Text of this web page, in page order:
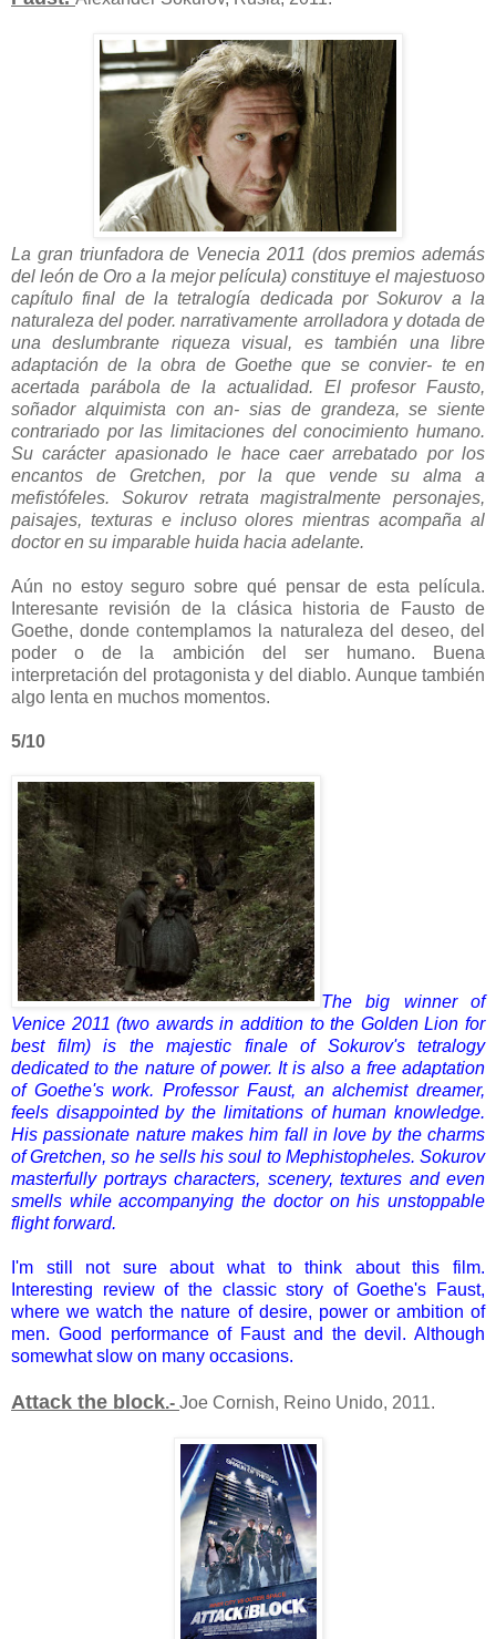
La gran triunfadora de Venecia 2011 (dos premios además
del león de Oro a la mejor película) constituye el majestuoso
capítulo final de la tetralogía dedicada por Sokurov a la
naturaleza del poder. narrativamente arrolladora y dotada de
una deslumbrante riqueza visual, es también una libre
adaptación de la obra de Goethe que se convier- te en
acertada parábola de la actualidad. El profesor Fausto,
soñador alquimista con an- sias de grandeza, se siente
contrariado por las limitaciones del conocimiento humano.
Su carácter apasionado le hace caer arrebatado por los
encantos de Gretchen, por la que vende su alma a
mefistófeles. Sokurov retrata magistralmente personajes,
paisajes, texturas e incluso olores mientras acompaña al
doctor en su imparable huida hacia adelante.
Aún no estoy seguro sobre qué pensar de esta película.
Interesante revisión de la clásica historia de Fausto de
Goethe, donde contemplamos la naturaleza del deseo, del
poder o de la ambición del ser humano. Buena
interpretación del protagonista y del diablo. Aunque también
algo lenta en muchos momentos.
5/10
The big winner of
Venice 2011 (two awards in addition to the Golden Lion for
best film) is the majestic finale of Sokurov's tetralogy
dedicated to the nature of power.It is also a free adaptation
of Goethe's work.Professor Faust, an alchemist dreamer,
feels disappointed by the limitations of human knowledge.
His passionate nature makes him fall in love by the charms
of Gretchen, so he sells his soul to Mephistopheles. Sokurov
masterfully portrays characters, scenery, textures and even
smells while accompanying the doctor on his unstoppable
flight forward.
I'm still not sure about what to think
about this film.
Interesting
review of the classic story of Goethe's Faust,
wherewe watchthe nature of desire, power or ambition of
men. Good performance of Faustand the devil. Although
somewhat slow on many occasions.
Attack the block.- Joe Cornish, Reino Unido, 2011.